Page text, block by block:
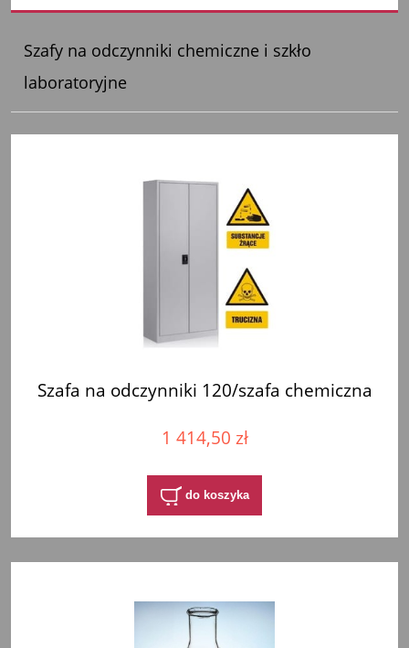
Szafy na odczynniki chemiczne i szkło
laboratoryjne
Szafa na odczynniki 120/szafa chemiczna
1 414,50 zł
do koszyka